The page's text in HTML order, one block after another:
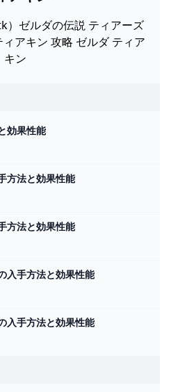
）ゼルダの伝説 ティアーズ
アキン 攻略 ゼルダ ティア
キン
効果性能
方法と効果性能
方法と効果性能
入手方法と効果性能
入手方法と効果性能